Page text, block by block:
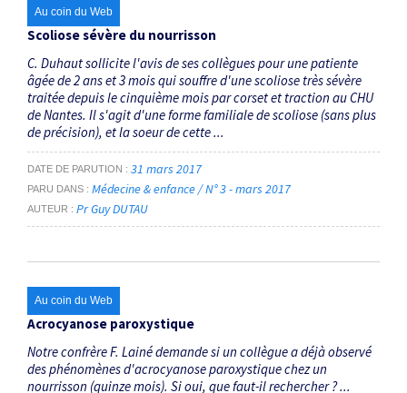
Au coin du Web
Scoliose sévère du nourrisson
C. Duhaut sollicite l'avis de ses collègues pour une patiente
âgée de 2 ans et 3 mois qui souffre d'une scoliose très sévère
traitée depuis le cinquième mois par corset et traction au CHU
de Nantes. Il s'agit d'une forme familiale de scoliose (sans plus
de précision), et la soeur de cette ...
DATE DE PARUTION 31 mars 2017
PARU DANS Médecine & enfance / N° 3 - mars 2017
AUTEUR Pr Guy DUTAU
Au coin du Web
Acrocyanose paroxystique
Notre confrère F. Lainé demande si un collègue a déjà observé
des phénomènes d'acrocyanose paroxystique chez un
nourrisson (quinze mois). Si oui, que faut-il rechercher ? ...